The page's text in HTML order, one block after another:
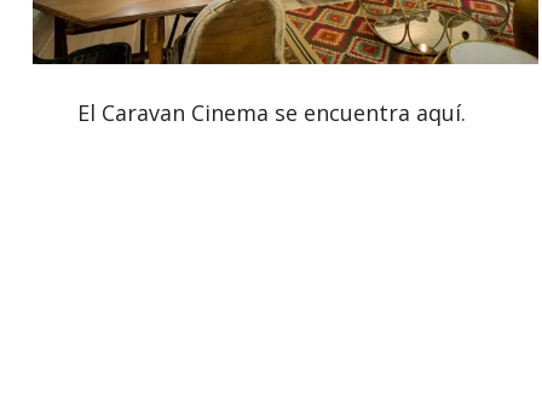
El Caravan Cinema se encuentra aquí.